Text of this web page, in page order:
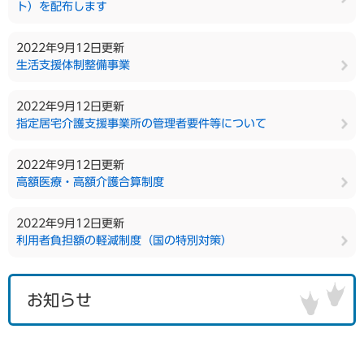
ト）を配布します
2022年9月12日更新
生活支援体制整備事業
2022年9月12日更新
指定居宅介護支援事業所の管理者要件等について
2022年9月12日更新
高額医療・高額介護合算制度
2022年9月12日更新
利用者負担額の軽減制度（国の特別対策）
お知らせ